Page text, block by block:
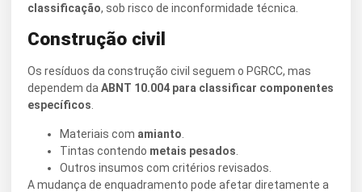
classificação, sob risco de inconformidade técnica.
Construção civil
Os resíduos da construção civil seguem o PGRCC, mas
dependem da ABNT 10.004 para classificar componentes
específicos
Materiais com amianto
Tintas contendo metais pesados
Outros insumos com critérios revisados.
A mudança de enquadramento pode afetar diretamente a